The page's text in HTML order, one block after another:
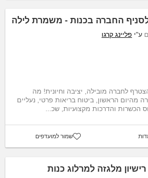
החברה בכנות - משמרת לילה
ע"י פליינג קרגו
לחברה מובילה, יציבה וחיונית! מה
מהיום הראשון, ביטוח בריאות פרטי, נעליים
הכשרות והדרכות מקצועיות, שכ...
שמור למועדפים
מלגזה למרלוג כנות